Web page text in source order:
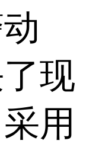
现
用